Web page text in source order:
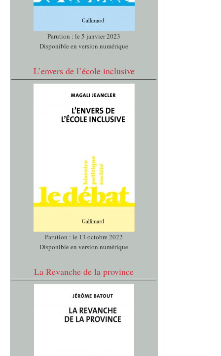
Parution : le 5 janvier 2023
Disponible en version numérique
L’envers de l’école inclusive
Parution : le 13 octobre 2022
Disponible en version numérique
La Revanche de la province